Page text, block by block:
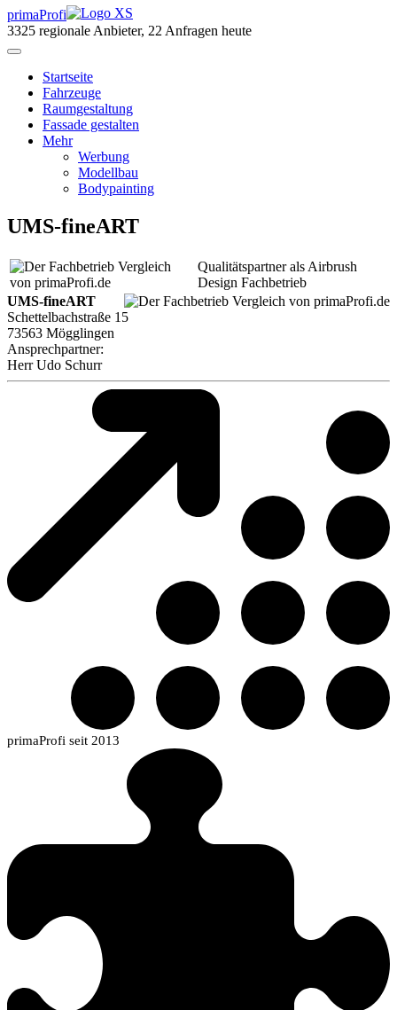
primaProfi
3325 regionale Anbieter, 22 Anfragen heute
Startseite
Fahrzeuge
Raumgestaltung
Fassade gestalten
Mehr
Werbung
Modellbau
Bodypainting
UMS-fineART
Qualitätspartner als Airbrush
Design Fachbetrieb
UMS-fineART
Schettelbachstraße 15
73563 Mögglingen
Ansprechpartner:
HerrUdo Schurr
primaProfi seit 2013